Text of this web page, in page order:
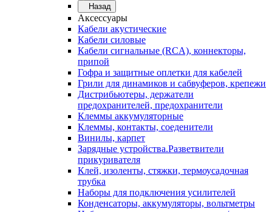
Назад
Аксессуары
Кабели акустические
Кабели силовые
Кабели сигнальные (RCA), коннекторы,
припой
Гофра и защитные оплетки для кабелей
Грили для динамиков и сабвуферов, крепежи
Дистрибьютеры, держатели
предохранителей, предохранители
Клеммы аккумуляторные
Клеммы, контакты, соеденители
Винилы, карпет
Зарядные устройства.Разветвители
прикуривателя
Клей, изоленты, стяжки, термоусадочная
трубка
Наборы для подключения усилителей
Конденсаторы, аккумуляторы, вольтметры